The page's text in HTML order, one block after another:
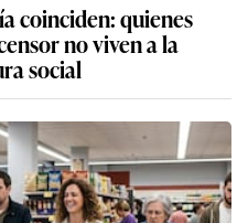
coinciden: quienes
no viven a la
social